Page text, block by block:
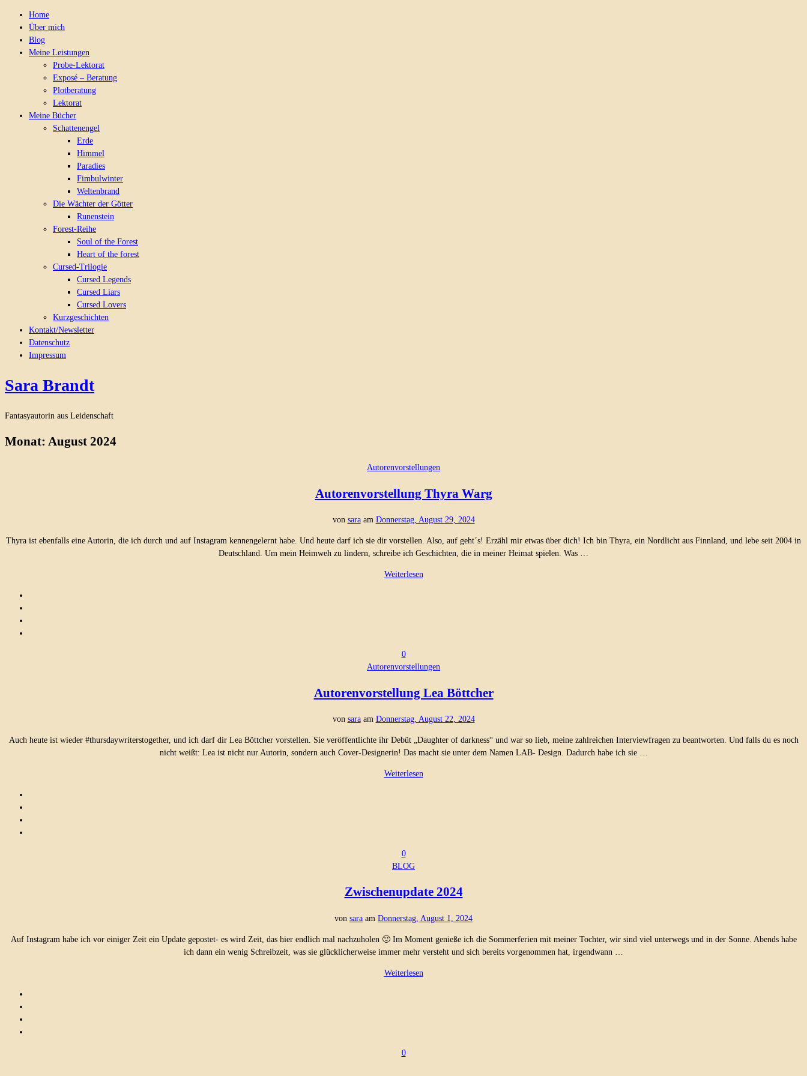
Home
Über mich
Blog
Meine Leistungen
Probe-Lektorat
Exposé – Beratung
Plotberatung
Lektorat
Meine Bücher
Schattenengel
Erde
Himmel
Paradies
Fimbulwinter
Weltenbrand
Die Wächter der Götter
Runenstein
Forest-Reihe
Soul of the Forest
Heart of the forest
Cursed-Trilogie
Cursed Legends
Cursed Liars
Cursed Lovers
Kurzgeschichten
Kontakt/Newsletter
Datenschutz
Impressum
Sara Brandt
Fantasyautorin aus Leidenschaft
Monat: August 2024
Autorenvorstellungen
Autorenvorstellung Thyra Warg
von sara am Donnerstag, August 29, 2024
Thyra ist ebenfalls eine Autorin, die ich durch und auf Instagram kennengelernt habe. Und heute darf ich sie dir vorstellen. Also, auf geht´s! Erzähl mir etwas über dich! Ich bin Thyra, ein Nordlicht aus Finnland, und lebe seit 2004 in
Deutschland. Um mein Heimweh zu lindern, schreibe ich Geschichten, die in meiner Heimat spielen. Was …
Weiterlesen
0
Autorenvorstellungen
Autorenvorstellung Lea Böttcher
von sara am Donnerstag, August 22, 2024
Auch heute ist wieder #thursdaywriterstogether, und ich darf dir Lea Böttcher vorstellen. Sie veröffentlichte ihr Debüt „Daughter of darkness“ und war so lieb, meine zahlreichen Interviewfragen zu beantworten. Und falls du es noch
nicht weißt: Lea ist nicht nur Autorin, sondern auch Cover-Designerin! Das macht sie unter dem Namen LAB- Design. Dadurch habe ich sie …
Weiterlesen
0
BLOG
Zwischenupdate 2024
von sara am Donnerstag, August 1, 2024
Auf Instagram habe ich vor einiger Zeit ein Update gepostet- es wird Zeit, das hier endlich mal nachzuholen 🙂 Im Moment genieße ich die Sommerferien mit meiner Tochter, wir sind viel unterwegs und in der Sonne. Abends habe
ich dann ein wenig Schreibzeit, was sie glücklicherweise immer mehr versteht und sich bereits vorgenommen hat, irgendwann …
Weiterlesen
0